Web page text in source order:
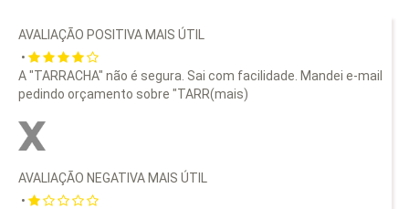
AVALIAÇÃO POSITIVA MAIS ÚTIL
•
A "TARRACHA" não é segura. Sai com facilidade. Mandei e-mail
pedindo orçamento sobre "TARR(mais)
AVALIAÇÃO NEGATIVA MAIS ÚTIL
•